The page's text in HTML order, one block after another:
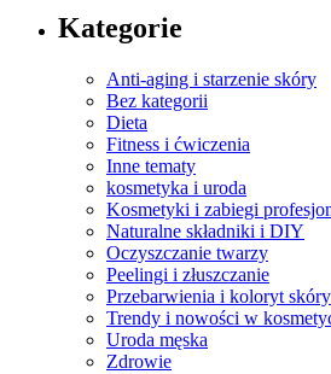
Kategorie
Anti-aging i starzenie skóry
Bez kategorii
Dieta
Fitness i ćwiczenia
Inne tematy
kosmetyka i uroda
Kosmetyki i zabiegi
Naturalne składniki i DIY
Oczyszczanie twarzy
Peelingi i złuszczanie
Przebarwienia i koloryt skóry
Trendy i nowości w
Uroda męska
Zdrowie